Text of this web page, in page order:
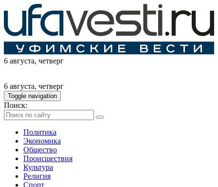
6 августа, четверг
6 августа, четверг
Toggle navigation
Поиск:
Политика
Экономика
Общество
Происшествия
Культура
Религия
Спорт